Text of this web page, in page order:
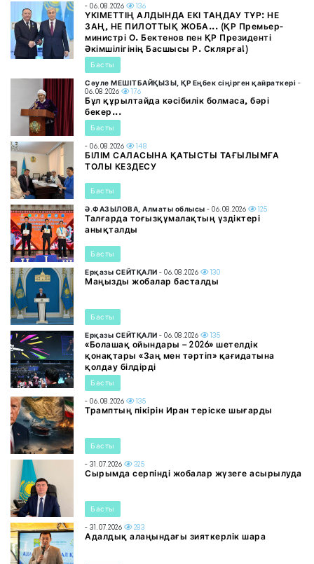
- 06.08.2026 136
ҮКІМЕТТІҢ АЛДЫНДА ЕКІ ТАҢДАУ ТҰР: НЕ
ЗАҢ, НЕ ПИЛОТТЫҚ ЖОБА... (ҚР Премьер-
министрі О. Бектенов пен ҚР Президенті
Әкімшілігінің Басшысы Р. Склярға!)
Басты
Сәуле МЕШІТБАЙҚЫЗЫ, ҚР Еңбек сіңірген қайраткері -
06.08.2026
176
Бұл құрылтайда кәсібилік болмаса, бәрі
бекер...
Басты
- 06.08.2026 148
БІЛІМ САЛАСЫНА ҚАТЫСТЫ ТАҒЫЛЫМҒА
ТОЛЫ КЕЗДЕСУ
Басты
Ә.ФАЗЫЛОВА, Алматы облысы - 06.08.2026 125
Талғарда тоғызқұмалақтың үздіктері
анықталды
Басты
Ерқазы СЕЙТҚАЛИ - 06.08.2026 130
Маңызды жобалар басталды
Басты
Ерқазы СЕЙТҚАЛИ - 06.08.2026 135
«Болашақ ойындары – 2026» шетелдік
қонақтары «Заң мен тәртіп» қағидатына
қолдау білдірді
Басты
- 06.08.2026 135
Трамптың пікірін Иран теріске шығарды
Басты
- 31.07.2026 325
Сырымда серпінді жобалар жүзеге асырылуда
Басты
- 31.07.2026 283
Адалдық алаңындағы зияткерлік шара